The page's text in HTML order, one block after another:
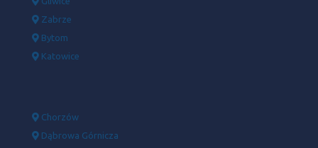
Zabrze
Bytom
Katowice
Chorzów
Dąbrowa Górnicza